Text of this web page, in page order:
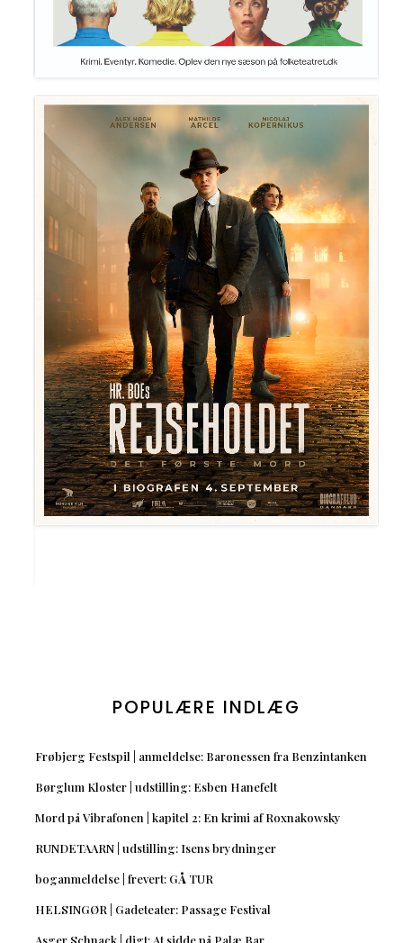
POPULÆRE INDLÆG
Frøbjerg Festspil | anmeldelse: Baronessen fra Benzintanken
Børglum Kloster | udstilling: Esben Hanefelt
Mord på Vibrafonen | kapitel 2: En krimi af Roxnakowsky
RUNDETAARN | udstilling: Isens brydninger
boganmeldelse | frevert: GÅ TUR
HELSINGØR | Gadeteater: Passage Festival